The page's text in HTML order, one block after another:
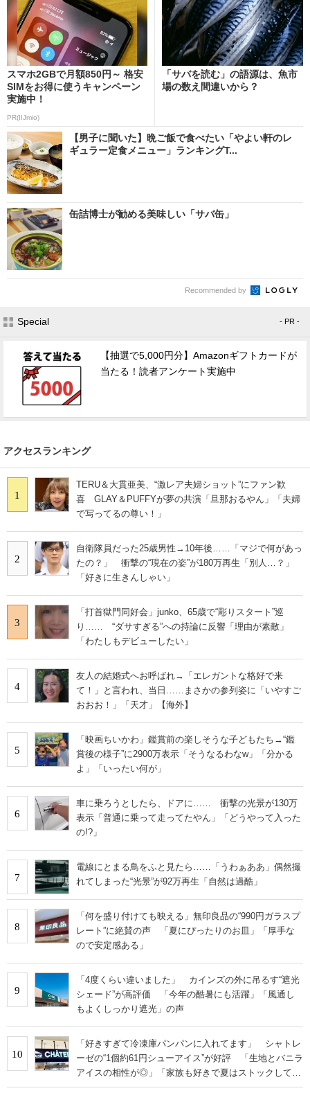
スマホ2GBで月額850円～ 格安
SIMをお得に使うキャンペーン
実施中！
PR(IIJmio)
「サバを読む」の語源は、魚市
場の数え間違いから？
【男子に聞いた】晩ご飯で食べたい「やよい軒のレ
ギュラー定食メニュー」ランキングT...
缶詰博士が勧める美味しい「サバ缶」
Recommended by
Special - PR -
【抽選で5,000円分】Amazonギフトカードが
当たる！読者アンケート実施中
アクセスランキング
1
TERU＆大貫亜美、“激レア夫婦ショット”にファン歓
喜 GLAY＆PUFFYが夢の共演「旦那おるやん」「夫婦
で写ってるの尊い！」
2
自衛隊員だった25歳男性→10年後……「マジで何があっ
たの？」 衝撃の“現在の姿”が180万再生「別人…？」
「好きに生きんしゃい」
3
「打首獄門同好会」junko、65歳で“彫りスタート”巡
り…… “ダサすぎる”への持論に反響「理由が素敵」
「わたしもデビューしたい」
4
友人の結婚式へお呼ばれ→「エレガントな格好で来
て！」と言われ、当日……まさかの参列姿に「いやすご
おおお！」「天才」【海外】
5
「映画ちいかわ」鑑賞前の楽しそうな子どもたち→“鑑
賞後の様子”に2900万表示「そうなるわなw」「分かる
よ」「いったい何が」
6
車に乗ろうとしたら、ドアに…… 衝撃の光景が130万
表示「普通に乗って走ってたやん」「どうやって入った
の!?」
7
電線にとまる鳥をふと見たら……「うわぁああ」偶然撮
れてしまった“光景”が92万再生「自然は過酷」
8
「何を盛り付けても映える」無印良品の“990円ガラスプ
レート”に絶賛の声 「夏にぴったりのお皿」「厚手な
ので安定感ある」
9
「4度くらい違いました」 カインズの外に吊るす“遮光
シェード”が高評価 「今年の酷暑にも活躍」「風通し
もよくしっかり遮光」の声
10
「好きすぎて冷凍庫パンパンに入れてます」 シャトレ
ーゼの“1個約61円シューアイス”が好評 「生地とバニラ
アイスの相性が◎」「家族も好きで夏はストックして
る」